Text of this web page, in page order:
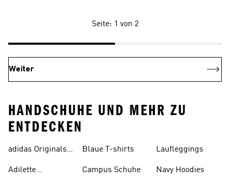
Seite: 1 von 2
Weiter
HANDSCHUHE UND MEHR ZU
ENTDECKEN
adidas Originals
Adilette
Blaue T-shirts
Campus Schuhe
Laufleggings
Navy Hoodies